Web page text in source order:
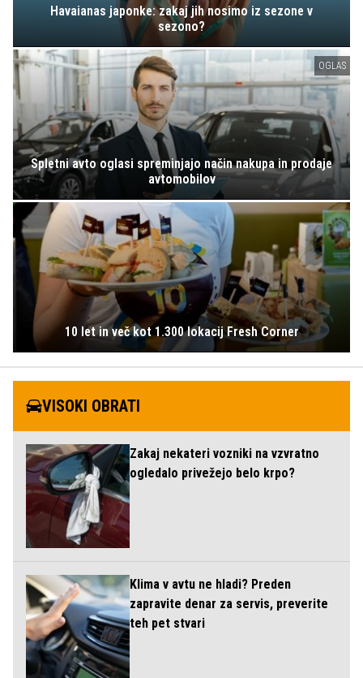
Havaianas japonke: zakaj jih nosimo iz sezone v
sezono?
OGLAS
Spletni avto oglasi spreminjajo način nakupa in prodaje
avtomobilov
10 let in več kot 1.300 lokacij Fresh Corner
VISOKI OBRATI
Zakaj nekateri vozniki na vzvratno
ogledalo privežejo belo krpo?
Klima v avtu ne hladi? Preden
zapravite denar za servis, preverite
teh pet stvari